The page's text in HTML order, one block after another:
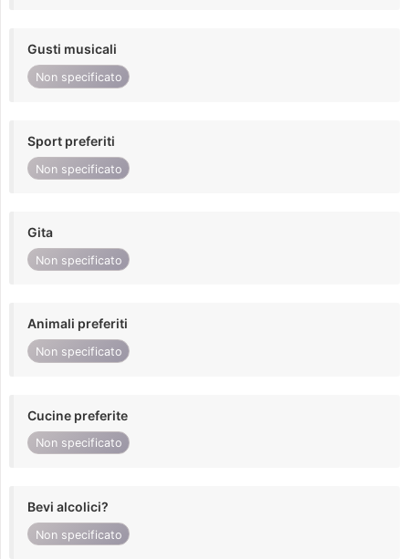
Gusti musicali
Non specificato
Sport preferiti
Non specificato
Gita
Non specificato
Animali preferiti
Non specificato
Cucine preferite
Non specificato
Bevi alcolici?
Non specificato